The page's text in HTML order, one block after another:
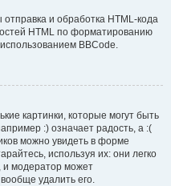
и обработка HTML-кода
HTML по форматированию
BBCode.
картинки, которые могут быть
:) означает радость, а :(
можно увидеть в форме
используя их: они легко
и модератор может
удалить его.